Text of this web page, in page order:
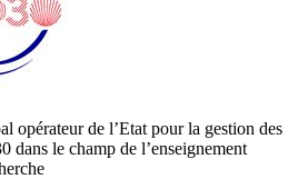
opérateur de l’Etat pour la gestion des
dans le champ de l’enseignement